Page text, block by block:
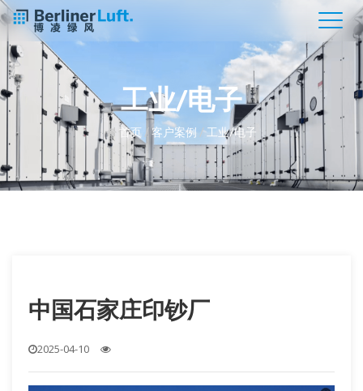
工业/电子
首页 /客户案例 /工业/电子
中国石家庄印钞厂
2025-04-10